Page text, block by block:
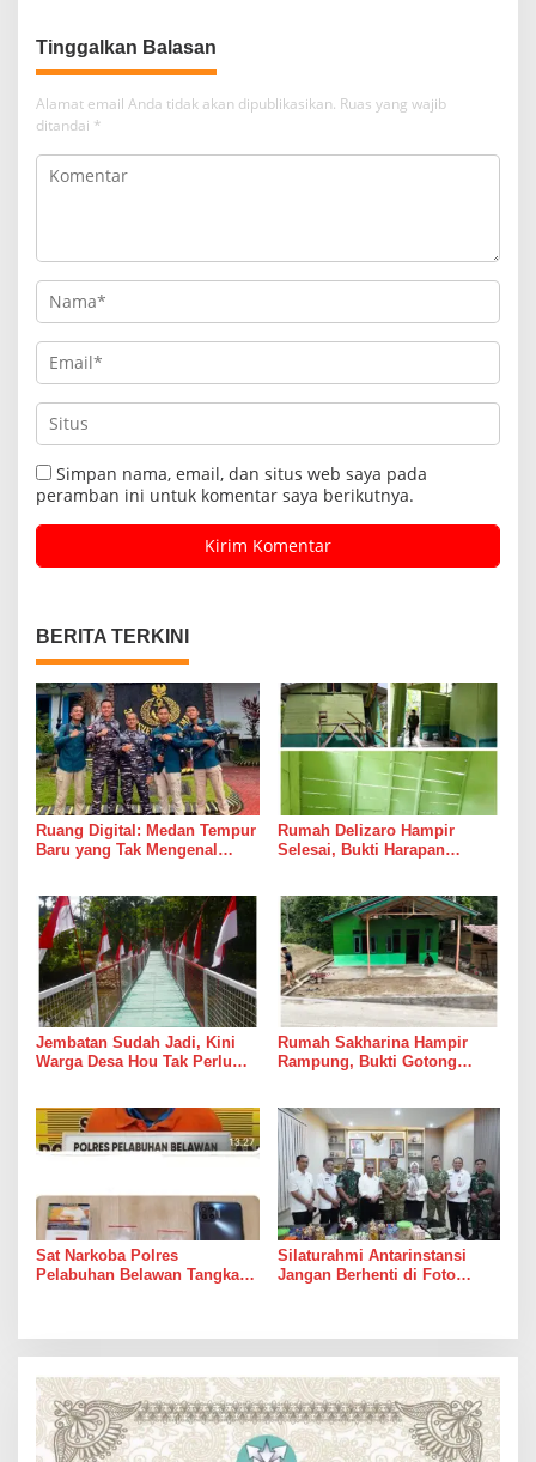
Tinggalkan Balasan
Alamat email Anda tidak akan dipublikasikan. Ruas yang wajib
ditandai *
Simpan nama, email, dan situs web saya pada
peramban ini untuk komentar saya berikutnya.
BERITA TERKINI
Ruang Digital: Medan Tempur
Baru yang Tak Mengenal
Rumah Delizaro Hampir
Selesai, Bukti Harapan
Jembatan Sudah Jadi, Kini
Warga Desa Hou Tak Perlu
Rumah Sakharina Hampir
Rampung, Bukti Gotong
Sat Narkoba Polres
Pelabuhan Belawan Tangkap
Silaturahmi Antarinstansi
Jangan Berhenti di Foto